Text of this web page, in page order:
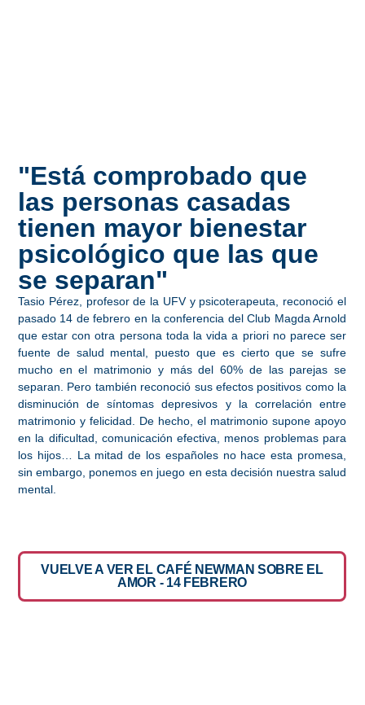
"Está comprobado que
las personas casadas
tienen mayor bienestar
psicológico que las que
se separan"
Tasio Pérez, profesor de la UFV y psicoterapeuta, reconoció el
pasado 14 de febrero en la conferencia del Club Magda Arnold
que estar con otra persona toda la vida a priori no parece ser
fuente de salud mental, puesto que es cierto que se sufre
mucho en el matrimonio y más del 60% de las parejas se
separan. Pero también reconoció sus efectos positivos como la
disminución de síntomas depresivos y la correlación entre
matrimonio y felicidad. De hecho, el matrimonio supone apoyo
en la dificultad, comunicación efectiva, menos problemas para
los hijos… La mitad de los españoles no hace esta promesa,
sin embargo, ponemos en juego en esta decisión nuestra salud
mental.
VUELVE A VER EL CAFÉ NEWMAN SOBRE EL
AMOR - 14 FEBRERO